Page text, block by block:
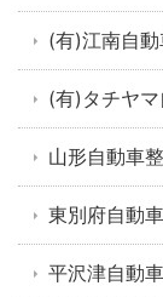
(有)江南自
(有)タチヤ
山形自動車
東別府自動
平沢津自動